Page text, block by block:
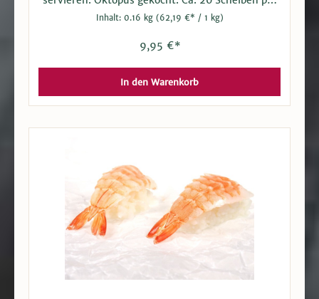
Packung. Bei Versand tiefgefroren. Hersteller:
Kagerer & Co. GmbH
Inhalt: 0.16 kg (62,19 €* / 1 kg)
9,95 €*
In den Warenkorb